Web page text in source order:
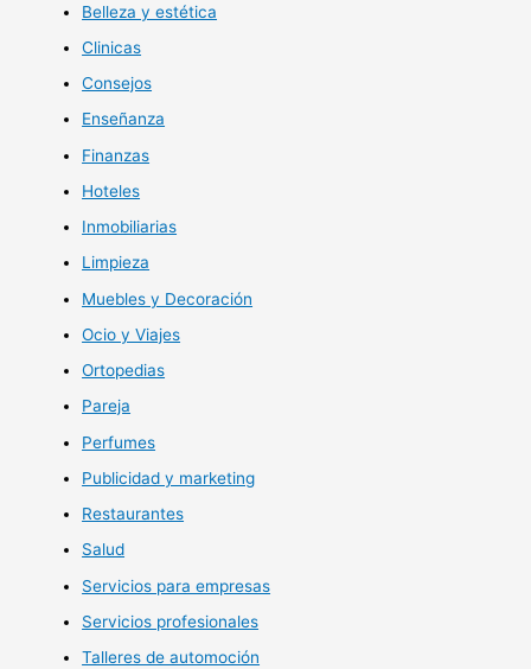
Belleza y estética
Clinicas
Consejos
Enseñanza
Finanzas
Hoteles
Inmobiliarias
Limpieza
Muebles y Decoración
Ocio y Viajes
Ortopedias
Pareja
Perfumes
Publicidad y marketing
Restaurantes
Salud
Servicios para empresas
Servicios profesionales
Talleres de automoción